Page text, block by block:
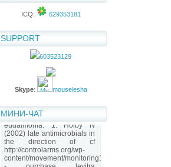
ICQ: 629353181
SUPPORT
603523129
Skype: mouselesha
МИНИ-ЧАТ